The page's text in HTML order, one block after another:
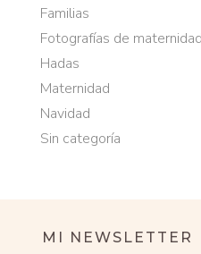
Familias
Fotografías de maternidad
Hadas
Maternidad
Navidad
Sin categoría
MI NEWSLETTER